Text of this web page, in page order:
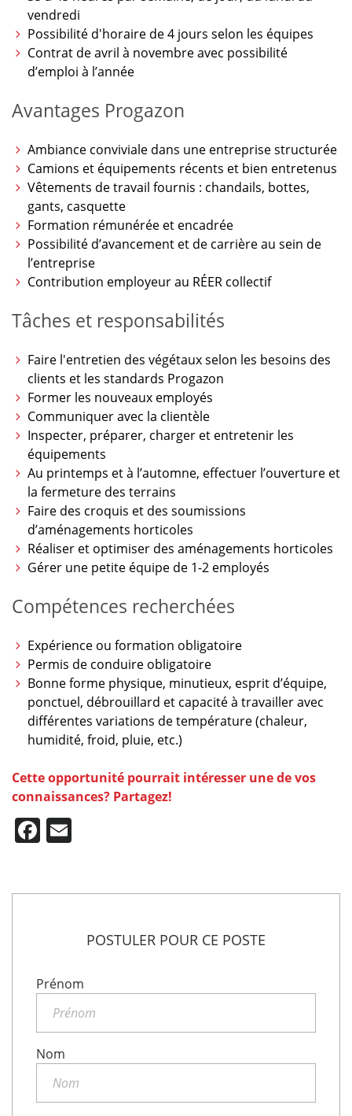
vendredi
Possibilité d'horaire de 4 jours selon les équipes
Contrat de avril à novembre avec possibilité
d’emploi à l’année
Avantages Progazon
Ambiance conviviale dans une entreprise structurée
Camions et équipements récents et bien entretenus
Vêtements de travail fournis : chandails, bottes,
gants, casquette
Formation rémunérée et encadrée
Possibilité d’avancement et de carrière au sein de
l’entreprise
Contribution employeur au RÉER collectif
Tâches et responsabilités
Faire l'entretien des végétaux selon les besoins des
clients et les standards Progazon
Former les nouveaux employés
Communiquer avec la clientèle
Inspecter, préparer, charger et entretenir les
équipements
Au printemps et à l’automne, effectuer l’ouverture et
la fermeture des terrains
Faire des croquis et des soumissions
d’aménagements horticoles
Réaliser et optimiser des aménagements horticoles
Gérer une petite équipe de 1-2 employés
Compétences recherchées
Expérience ou formation obligatoire
Permis de conduire obligatoire
Bonne forme physique, minutieux, esprit d’équipe,
ponctuel, débrouillard et capacité à travailler avec
différentes variations de température (chaleur,
humidité, froid, pluie, etc.)
Cette opportunité pourrait intéresser une de vos
connaissances? Partagez!
Facebook
POSTULER POUR CE POSTE
Prénom
Nom